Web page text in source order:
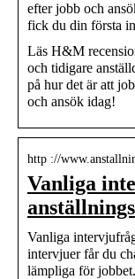
efter jobb och
fick du din första
Läs H&M
och tidigare
på hur det är att
och ansök idag!
http ://
Vanliga
Vanliga
intervjuer får du
lämpliga för jobbet.